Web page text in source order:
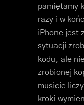
pamiętamy
razy i w
iPhone jest
sytuacji
kodu, ale
zrobionej
musicie
kroki